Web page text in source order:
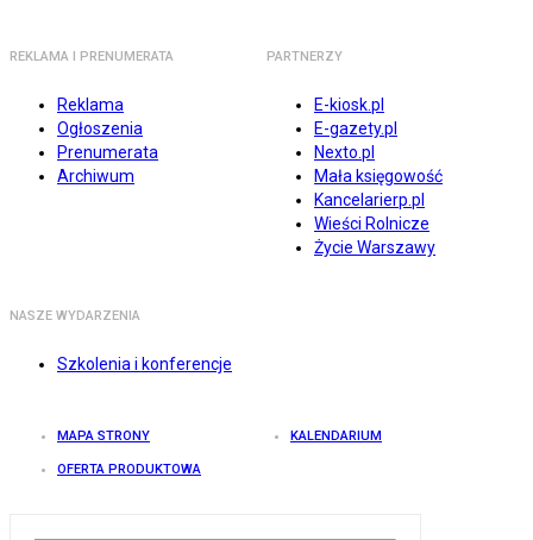
REKLAMA I PRENUMERATA
Reklama
Ogłoszenia
Prenumerata
Archiwum
PARTNERZY
E-kiosk.pl
E-gazety.pl
Nexto.pl
Mała księgowość
Kancelarierp.pl
Wieści Rolnicze
Życie Warszawy
NASZE WYDARZENIA
Szkolenia i konferencje
MAPA STRONY KALENDARIUM
OFERTA PRODUKTOWA